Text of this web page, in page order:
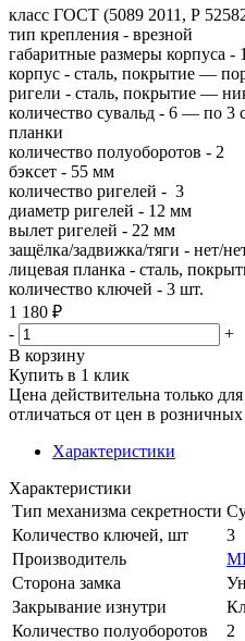
класс ГОСТ (5089 2011, Р
тип крепления - врезной
габаритные размеры корпуса -
корпус - сталь, покрытие —
ригели - сталь, покрытие —
количество сувальд - 6 — по 3
планки
количество полуоборотов - 2
бэксет - 55 мм
количество ригелей - 3
диаметр ригелей - 12 мм
вылет ригелей - 22 мм
защёлка/задвижка/тяги - нет/
лицевая планка - сталь,
количество ключей - 3 шт.
1 180 ₽
-
+
В корзину
Купить в 1 клик
Цена действительна только
отличаться от цен в
Характеристики
Характеристики
Тип механизма секретности
Количество ключей, шт
3
Производитель
Сторона замка
Закрывание изнутри
Количество полуоборотов
2